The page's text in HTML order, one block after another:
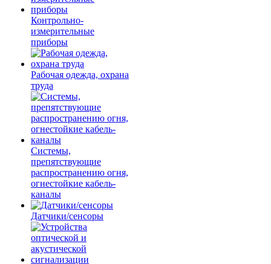
Контрольно-
измерительные
приборы
Рабочая одежда, охрана
труда
Системы,
препятствующие
распространению огня,
огнестойкие кабель-
каналы
Датчики/сенсоры